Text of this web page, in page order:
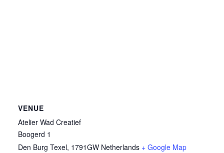
VENUE
Atelier Wad Creatief
Boogerd 1
Den Burg Texel, 1791GW Netherlands + Google Map